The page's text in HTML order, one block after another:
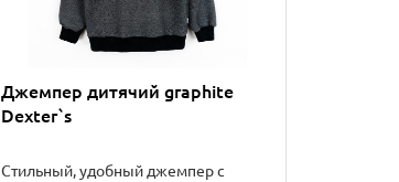
Джемпер дитячий graphite
Dexter`s
Стильный, удобный джемпер с